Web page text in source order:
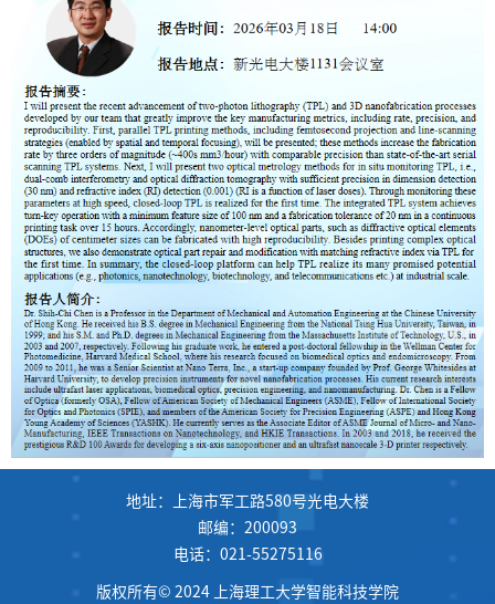
地址：上海市军工路580号光电大楼
邮编：200093
电话：021-55275116
版权所有© 2024 上海理工大学智能科技学院